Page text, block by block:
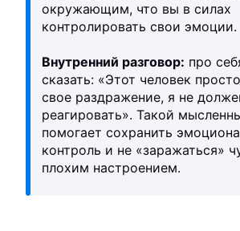
окружающим, что вы в силах
контролировать свои эмоции.
Внутренний разговор: про
сказать: «Этот человек
свое раздражение, я не
реагировать». Такой
помогает сохранить
контроль и не «заражаться»
плохим настроением.